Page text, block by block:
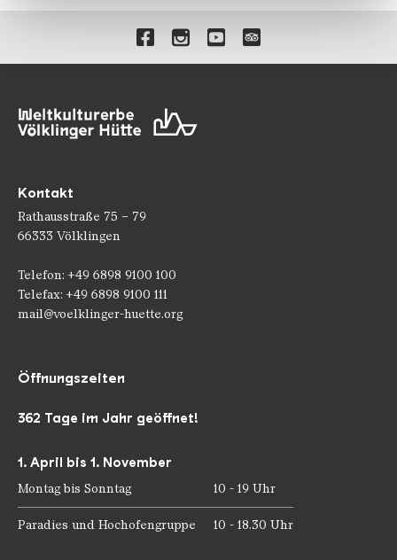
Verlinkungen zu unseren
Kontakt
Rathausstraße 75 – 79
66333 Völklingen
Telefon: +49 6898 9100 100
Telefax: +49 6898 9100 111
mail@voelklinger-huette.org
Öffnungszeiten
362 Tage im Jahr geöffnet!
1. April bis 1. November
Montag bis Sonntag 10 - 19 Uhr
Paradies und Hochofengruppe 10 - 18.30 Uhr